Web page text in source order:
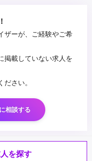
ザーが、ご経験やご希
掲載していない求人を
さい。
相談する
を探す